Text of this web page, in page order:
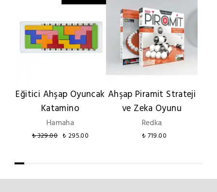
Eğitici Ahşap Oyuncak
Katamino
Hamaha
₺ 329.00 ₺ 295.00
Ahşap Piramit Strateji
ve Zeka Oyunu
Redka
₺ 719.00